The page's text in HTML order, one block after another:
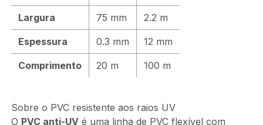
Largura 75 mm 2.2 m
Espessura 0.3 mm 12 mm
Comprimento 20 m 100 m
Sobre o PVC resistente aos raios UV
O PVC anti-UVé uma linha de PVC flexível com